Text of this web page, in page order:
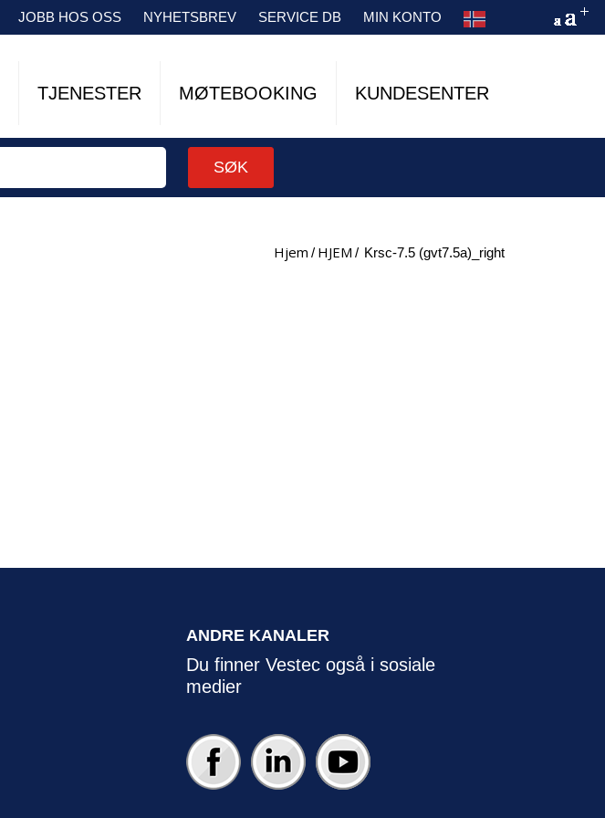
JOBB HOS OSS NYHETSBREV SERVICE DB MIN KONTO
TJENESTER MØTEBOOKING KUNDESENTER
SØK
Hjem / HJEM / krsc-7.5 (gvt7.5a)_right
ANDRE KANALER
Du finner Vestec også i sosiale
medier